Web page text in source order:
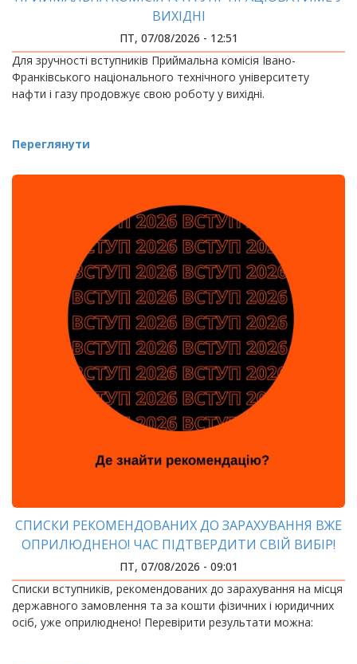
ВИХІДНІ
ПТ, 07/08/2026 - 12:51
Для зручності вступників Приймальна комісія Івано-
Франківського національного технічного університету
нафти і газу продовжує свою роботу у вихідні.
Переглянути
СПИСКИ РЕКОМЕНДОВАНИХ ДО ЗАРАХУВАННЯ ВЖЕ
ОПРИЛЮДНЕНО! ЧАС ПІДТВЕРДИТИ СВІЙ ВИБІР!
ПТ, 07/08/2026 - 09:01
Списки вступників, рекомендованих до зарахування на місця
державного замовлення та за кошти фізичних і юридичних
осіб, уже оприлюднено! Перевірити результати можна: